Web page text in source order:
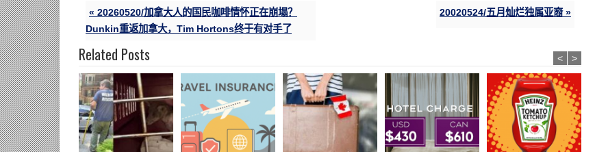
« 20260520/加拿大人的国民咖啡情怀正在崩塌？
Dunkin重返加拿大，Tim Hortons终于有对手了
20020524/五月灿烂独属亚裔 »
Related Posts < >